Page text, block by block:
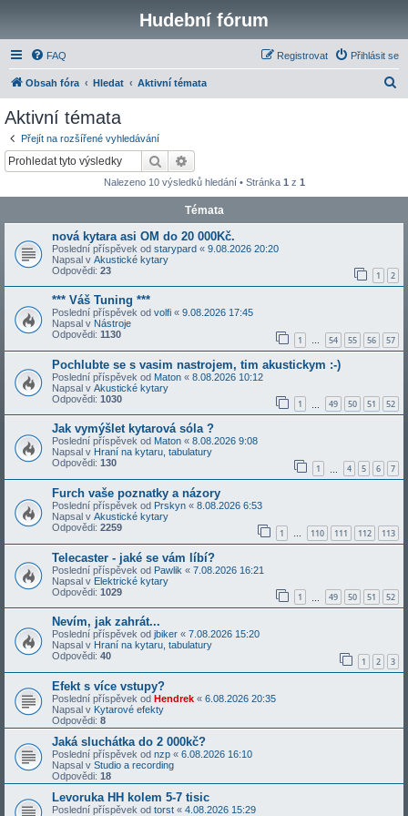
Hudební fórum
FAQ Přihlásit se
Registrovat
Obsah fóra Hledat Aktivní témata
Aktivní témata
Přejít na rozšířené vyhledávání
Hledat
Nalezeno 10 výsledků hledání • Stránka 1 z 1
Témata
nová kytara asi OM do 20 000Kč.
Poslední příspěvek od starypard « 9.08.2026 20:20
Napsal v Akustické kytary
Odpovědi: 23 1 2
*** Váš Tuning ***
Poslední příspěvek od volfi « 9.08.2026 17:45
Napsal v Nástroje
Odpovědi: 1130 1 … 54 55 56 57
Pochlubte se s vasim nastrojem, tim akustickym :-)
Poslední příspěvek od Maton « 8.08.2026 10:12
Napsal v Akustické kytary
Odpovědi: 1030 1 49 50 51 52
Jak vymýšlet kytarová sóla ?
Poslední příspěvek od Maton « 8.08.2026 9:08
Napsal v Hraní na kytaru, tabulatury
Odpovědi: 130 1 4 5 6 7
Furch vaše poznatky a názory
Poslední příspěvek od Prskyn « 8.08.2026 6:53
Napsal v Akustické kytary
Odpovědi: 2259 1 … 110 111 112 113
Telecaster - jaké se vám líbí?
Poslední příspěvek od Pawlik « 7.08.2026 16:21
Napsal v Elektrické kytary
Odpovědi: 1029 1 49 50 51 52
Nevím, jak zahrát...
Poslední příspěvek od jbiker « 7.08.2026 15:20
Napsal v Hraní na kytaru, tabulatury
Odpovědi: 40 1 2 3
Efekt s více vstupy?
Poslední příspěvek od Hendrek « 6.08.2026 20:35
Napsal v Kytarové efekty
Odpovědi: 8
Jaká sluchátka do 2 000kč?
Poslední příspěvek od nzp « 6.08.2026 16:10
Napsal v Studio a recording
Odpovědi: 18
Levoruka HH kolem 5-7 tisic
Poslední příspěvek od torst « 4.08.2026 15:29